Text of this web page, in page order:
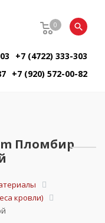
0
+7 (4722) 333-303
+7 (920) 572-00-82
Пломбир
кровли)